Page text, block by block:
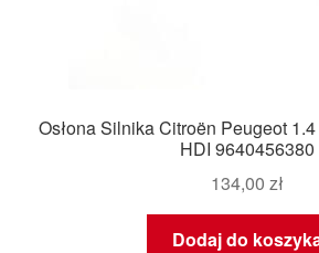
Osłona Silnika Citroën Peugeot
HDI 9640456380
134,00 zł
Dodaj do